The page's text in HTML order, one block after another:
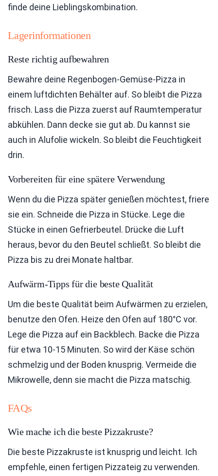
finde deine Lieblingskombination.
Lagerinformationen
Reste richtig aufbewahren
Bewahre deine Regenbogen-Gemüse-Pizza in
einem luftdichten Behälter auf. So bleibt die Pizza
frisch. Lass die Pizza zuerst auf Raumtemperatur
abkühlen. Dann decke sie gut ab. Du kannst sie
auch in Alufolie wickeln. So bleibt die Feuchtigkeit
drin.
Vorbereiten für eine spätere Verwendung
Wenn du die Pizza später genießen möchtest, friere
sie ein. Schneide die Pizza in Stücke. Lege die
Stücke in einen Gefrierbeutel. Drücke die Luft
heraus, bevor du den Beutel schließt. So bleibt die
Pizza bis zu drei Monate haltbar.
Aufwärm-Tipps für die beste Qualität
Um die beste Qualität beim Aufwärmen zu erzielen,
benutze den Ofen. Heize den Ofen auf 180°C vor.
Lege die Pizza auf ein Backblech. Backe die Pizza
für etwa 10-15 Minuten. So wird der Käse schön
schmelzig und der Boden knusprig. Vermeide die
Mikrowelle, denn sie macht die Pizza matschig.
FAQs
Wie mache ich die beste Pizzakruste?
Die beste Pizzakruste ist knusprig und leicht. Ich
empfehle, einen fertigen Pizzateig zu verwenden.